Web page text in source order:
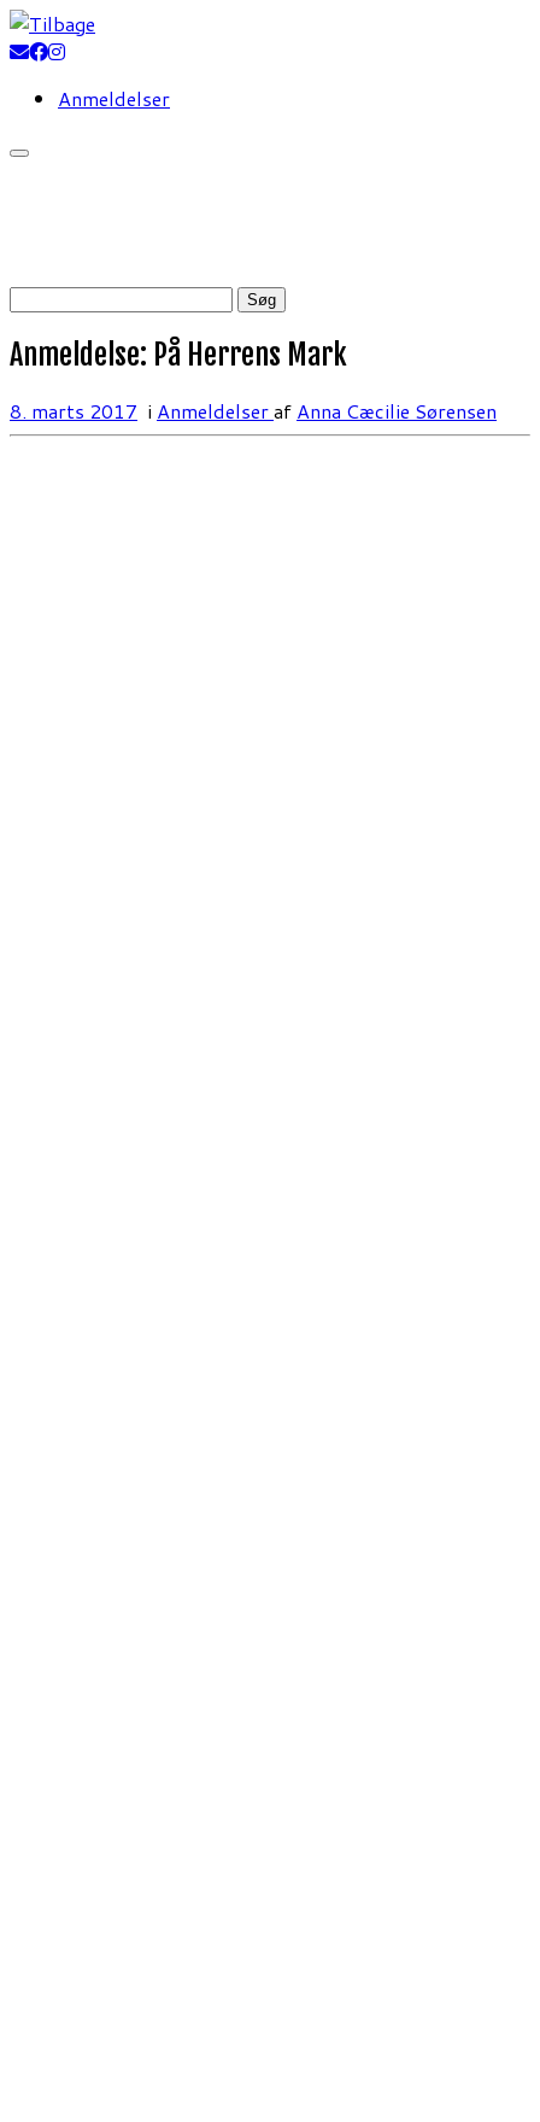
Fortsæt
til
Anmeldelser
Søg
Anmeldelse: På Herrens Mark
8. marts 2017 i Anmeldelseraf Anna Cæcilie Sørensen